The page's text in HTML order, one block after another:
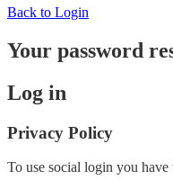
Back to Login
Your password
Log in
Privacy Policy
To use social login you